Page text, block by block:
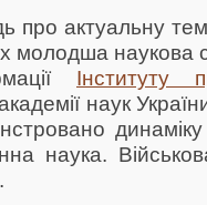
актуальну
молодша наукова
Інституту
наук
наука.